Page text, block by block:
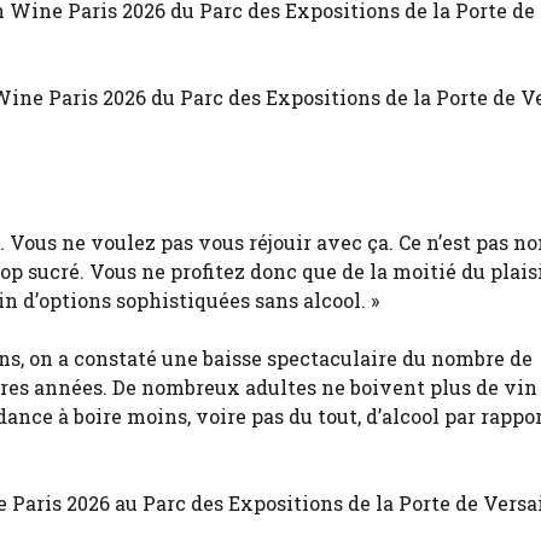
Paris 2026 du Parc des Expositions de la Porte de
ne voulez pas vous réjouir avec ça. Ce n’est pas
sucré. Vous ne profitez donc que de la moitié du
d’options sophistiquées sans alcool. »
on a constaté une baisse spectaculaire du nombre de
années. De nombreux adultes ne boivent plus de vin
à boire moins, voire pas du tout, d’alcool par